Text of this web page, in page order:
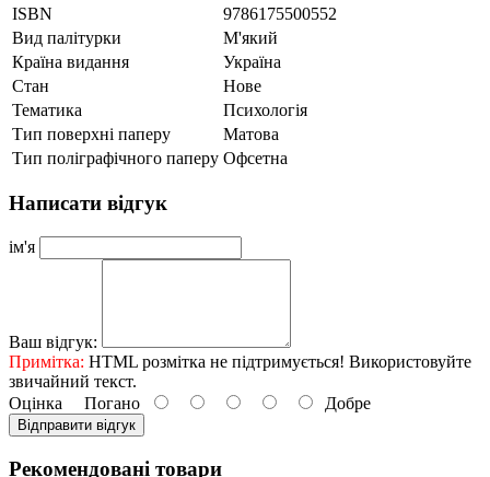
ISBN
9786175500552
Вид палітурки
М'який
Країна видання
Україна
Стан
Нове
Тематика
Психологія
Тип поверхні паперу
Матова
Тип поліграфічного паперу Офсетна
Написати відгук
ім'я
Ваш відгук:
Примітка: HTML розмітка не підтримується! Використовуйте
звичайний текст.
Оцінка Погано Добре
Відправити відгук
Рекомендовані товари